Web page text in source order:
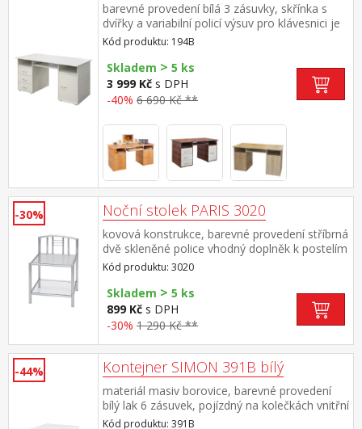
barevné provedení bílá 3 zásuvky, skřínka s
dvířky a variabilní policí výsuv pro klávesnici je
součástí dodávky (montáž volitelná)
Kód produktu: 194B
Skladem > 5 ks
3 999 Kč s DPH
-40% 6 690 Kč **
-30% Noční stolek PARIS 3020
kovová konstrukce, barevné provedení stříbrná
dvě skleněné police vhodný doplněk k postelím
PARIS (3021, 3022 a 3023)
Kód produktu: 3020
Skladem > 5 ks
899 Kč s DPH
-30% 1 290 Kč **
-44% Kontejner SIMON 391B bílý
materiál masiv borovice, barevné provedení
bílý lak 6 zásuvek, pojízdný na kolečkách vnitřní
rozměr zásuvky (š/h/v) 26,7 × 32,5 × 6 cm
Kód produktu: 391B